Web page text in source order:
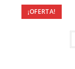
¡OFERTA!